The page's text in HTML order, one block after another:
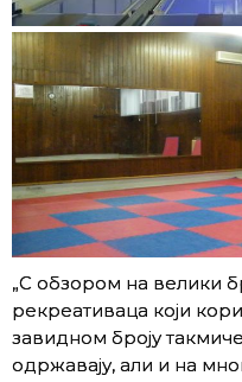
„С обзором на велики
рекреативаца који
завидном броју
одржавају, али и на